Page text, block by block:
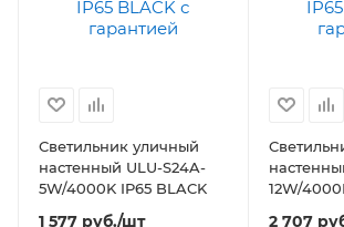
Светильник уличный
настенный ULU-S24A-
5W/4000K IP65 BLACK
1 577 руб./шт
12W/
2 707